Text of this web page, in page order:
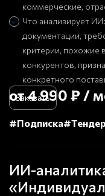
коммерческие,
Что анализирует
документации,
критерии, похожие
конкурентов,
конкретного
от 4 990 ₽ /
Заказать
#Подписка
ИИ-